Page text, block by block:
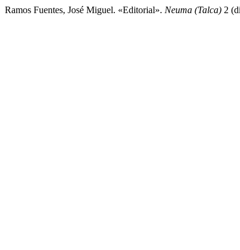
Ramos Fuentes, José Miguel. «Editorial». Neuma (Talca) 2